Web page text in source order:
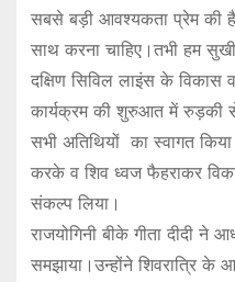
सबसे बड़ी आवश्यकता प्रेम की
साथ करना चाहिए।तभी हम
दक्षिण सिविल लाइंस के विकास
कार्यक्रम की शुरुआत में रुड़की
सभी अतिथियों का स्वागत
करके व शिव ध्वज फैहराकर
संकल्प लिया।
राजयोगिनी बीके गीता दीदी ने
समझाया।उन्होंने शिवरात्रि के